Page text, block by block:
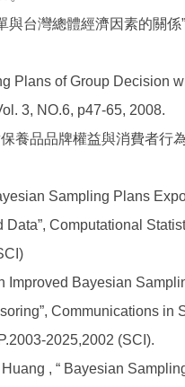
與台灣總體經濟因素的關係
Plans of Group Decision
3, NO.6, p47-65, 2008.
養品品牌權益與消費者行
Sampling Plans
Computational
Improved Bayesian
Communications in
2025,2002 (SCI).
Huang , “ Bayesian